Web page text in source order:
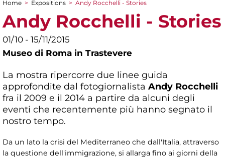
You are here
Home > Expositions > Andy Rocchelli - Stories
Andy Rocchelli - Stories
01/10 - 15/11/2015
Museo di Roma in Trastevere
La mostra ripercorre due linee guida
approfondite dal fotogiornalista Andy Rocchelli
fra il 2009 e il 2014 a partire da alcuni degli
eventi che recentemente più hanno segnato il
nostro tempo.
Da un lato la crisi del Mediterraneo che dall'Italia, attraverso
la questione dell'immigrazione, si allarga fino ai giorni della